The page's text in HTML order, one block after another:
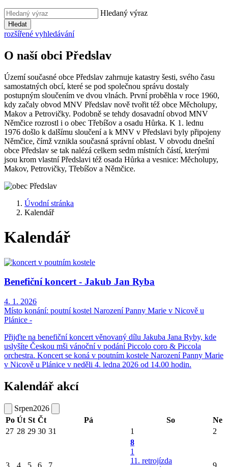
Hledaný výraz
Hledat
rozšířené vyhledávání
O naší obci Předslav
Území současné obce Předslav zahrnuje katastry šesti, svého času
samostatných obcí, které se pod společnou správu dostaly
postupným sloučením ve dvou vlnách. První proběhla v roce 1960,
kdy začaly obvod MNV Předslav nově tvořit též obce Měcholupy,
Makov a Petrovičky. Podobně se tehdy dosavadní obvod MNV
Němčice rozrostl i o obec Třebíšov a osadu Hůrka. K 1. lednu
1976 došlo k dalšímu sloučení a k MNV v Předslavi byly připojeny
Němčice, čímž vznikla současná správní oblast. V obvodu dnešní
obce Předslav se tak nalézá celkem sedm místních částí, kterými
jsou krom vlastní Předslavi též osada Hůrka a vesnice: Měcholupy,
Makov, Petrovičky, Třebíšov a Němčice.
Úvodní stránka
Kalendář
Kalendář
Benefiční koncert - Jakub Jan Ryba
4. 1. 2026
Místo konání: poutní kostel Narození Panny Marie v Nicově u
Plánice -
Přijďte na benefiční koncert věnovaný dílu Jakuba Jana Ryby, kde
uslyšíte Českou mši vánoční v podání Piccolo coro & Piccola
orchestra. Koncert se koná v poutním kostele Narození Panny Marie
v Nicově u Plánice v neděli 4. ledna 2026 od 14.00 hodin.
Kalendář akcí
Srpen2026
Po Út St Čt Pá So
Ne
27 28 29 30 31 1 2
3 4 5 6 7
8
1
11. retrojízda
9